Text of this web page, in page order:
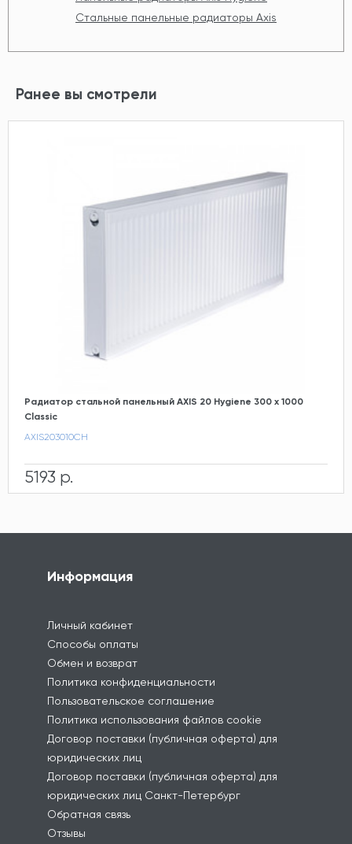
Стальные панельные радиаторы Axis
Ранее вы смотрели
Радиатор стальной панельный AXIS 20 Hygiene 300 x 1000
Classic
AXIS203010CH
5193 р.
Информация
Личный кабинет
Способы оплаты
Обмен и возврат
Политика конфиденциальности
Пользовательское соглашение
Политика использования файлов cookie
Договор поставки (публичная оферта) для
юридических лиц
Договор поставки (публичная оферта) для
юридических лиц Санкт-Петербург
Обратная связь
Отзывы